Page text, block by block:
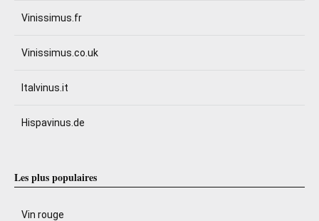
Vinissimus.fr
Vinissimus.co.uk
Italvinus.it
Hispavinus.de
Les plus populaires
Vin rouge